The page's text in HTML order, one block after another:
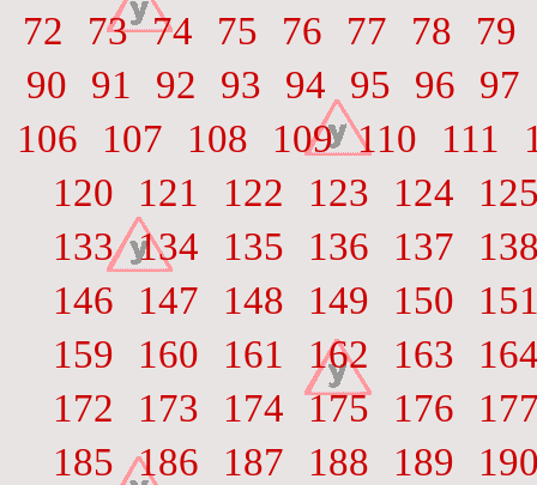
72
73 74 75 76 77 78
79
90
91 92 93 94 95 96
97
106
107 108 109 110 111
120
121 122 123 124
133 134 135 136 137
146
147 148 149 150
159
160 161 162 163
172
173 174 175 176
185 186 187 188 189